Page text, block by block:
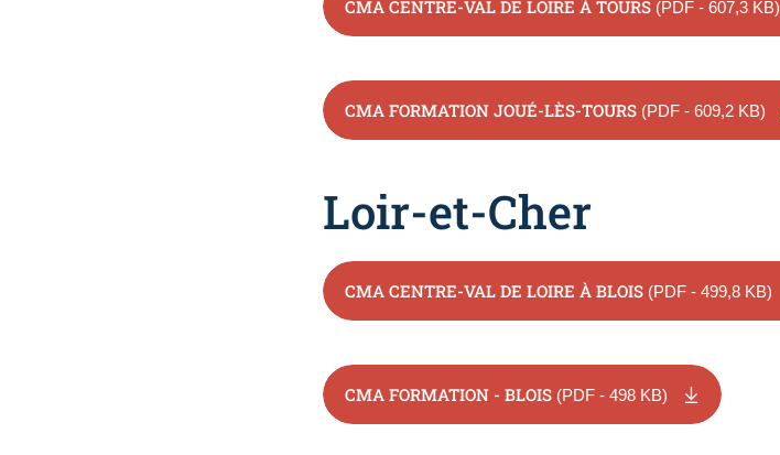
CMA CENTRE-VAL DE LOIRE À TOURS (PDF - 607,3 KB)
CMA FORMATION JOUÉ-LÈS-TOURS (PDF - 609,2 KB)
Loir-et-Cher
CMA CENTRE-VAL DE LOIRE À BLOIS (PDF - 499,8 KB)
CMA FORMATION - BLOIS (PDF - 498 KB)